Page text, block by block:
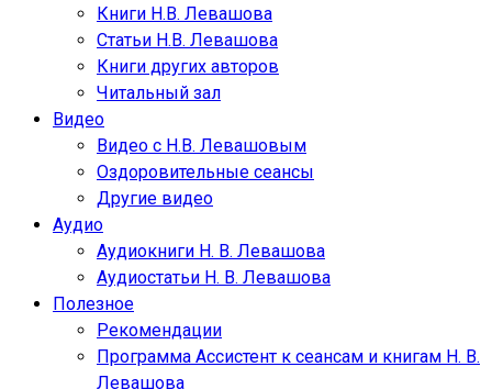
Книги Н.В. Левашова
Статьи Н.В. Левашова
Книги других авторов
Читальный зал
Видео
Видео с Н.В. Левашовым
Оздоровительные сеансы
Другие видео
Аудио
Аудиокниги Н. В. Левашова
Аудиостатьи Н. В. Левашова
Полезное
Рекомендации
Программа Ассистент к сеансам и книгам Н. В.
Левашова